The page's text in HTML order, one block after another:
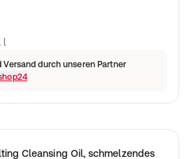
Augen Make-up Entferner entfernt
l
Versand durch unseren Partner
Cleansing Oil, schmelzendes